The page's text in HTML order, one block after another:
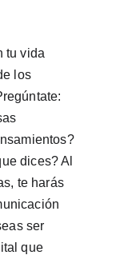
tu vida
los
dices? Al
te harás
ser
que